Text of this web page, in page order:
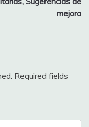
mejora
Required fields